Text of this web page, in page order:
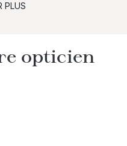
PLUS
opticien